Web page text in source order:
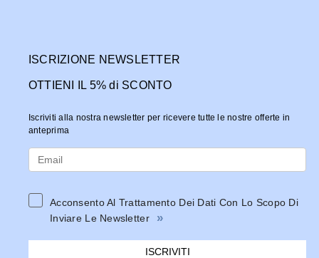
ISCRIZIONE NEWSLETTER
OTTIENI IL 5% di SCONTO
Iscriviti alla nostra newsletter per ricevere tutte le nostre offerte in
anteprima
Acconsento Al Trattamento Dei Dati Con Lo Scopo Di
Inviare Le Newsletter
»
ISCRIVITI